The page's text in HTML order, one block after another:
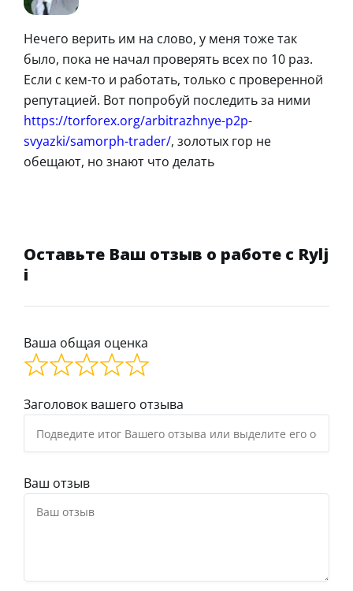
Нечего верить им на слово, у меня тоже так
было, пока не начал проверять всех по 10 раз.
Если с кем-то и работать, только с проверенной
репутацией. Вот попробуй последить за ними
https://torforex.org/arbitrazhnye-p2p-
svyazki/samorph-trader/, золотых гор не
обещают, но знают что делать
Оставьте Ваш отзыв о работе с Rylj
i
Ваша общая оценка
Заголовок вашего отзыва
Ваш отзыв